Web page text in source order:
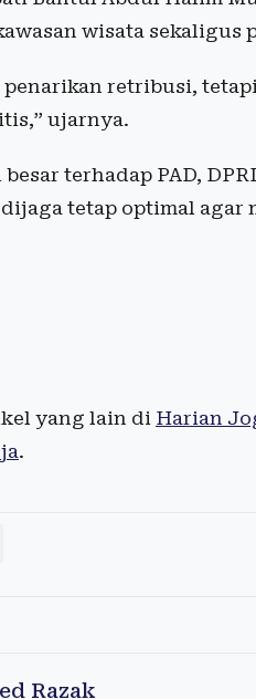
wisata sekaligus
penarikan retribusi,
ujarnya.
terhadap PAD,
tetap optimal
yang lain di Harian
.
Razak